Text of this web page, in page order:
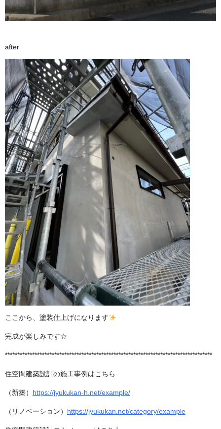
after
ここから、塗装仕上げになります
完成が楽しみです☆
************************************************************************************
住空間建築設計の施工事例はこちら
（新築） https://jyukukan-h.net/example/
（リノベーション） https://jyukukan.net/category/example